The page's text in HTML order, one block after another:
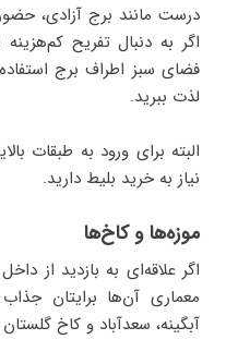
درست مانند برج آزادی،
اگر به دنبال تفریح
فضای سبز اطراف برج
لذت ببرید.
البته برای ورود به طبقات
نیاز به خرید بلیط دارید.
موزه‌ها و کاخ‌ها
اگر علاقه‌ای به بازدید از
معماری آن‌ها برایتان
آبگینه، سعدآباد و کاخ